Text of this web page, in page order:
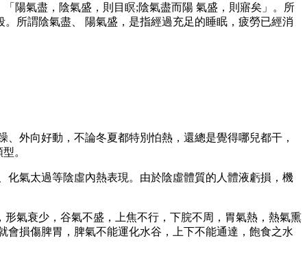
陽氣盡，陰氣盛，則目瞑;陰氣盡而陽 氣盛，則寤矣」。所
所謂陰氣盡、 陽氣盛，是指經過充足的睡眠，疲勞已經消
外向好動，不論冬夏都特別怕熱，還總是覺得哪兒都干，
。
氣太過等陰虛內熱表現。由於陰虛體質的人體液虧損，機
氣衰少，谷氣不盛，上焦不行，下脘不周，胃氣熱，熱氣熏
損傷脾胃，脾氣不能運化水谷，上下不能通達，飽食之水